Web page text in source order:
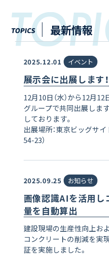
最新情報
2025.12.01 イベント
展示会に出展します！
12月10日（水）から12月12
グループで共同出展しま
しております。
出展場所：東京ビッグサイ
54-23）
2025.09.25 お知らせ
画像認識AIを活用し
量を自動算出
建設現場の生産性向上お
コンクリートの削減を実
証を実施しました。